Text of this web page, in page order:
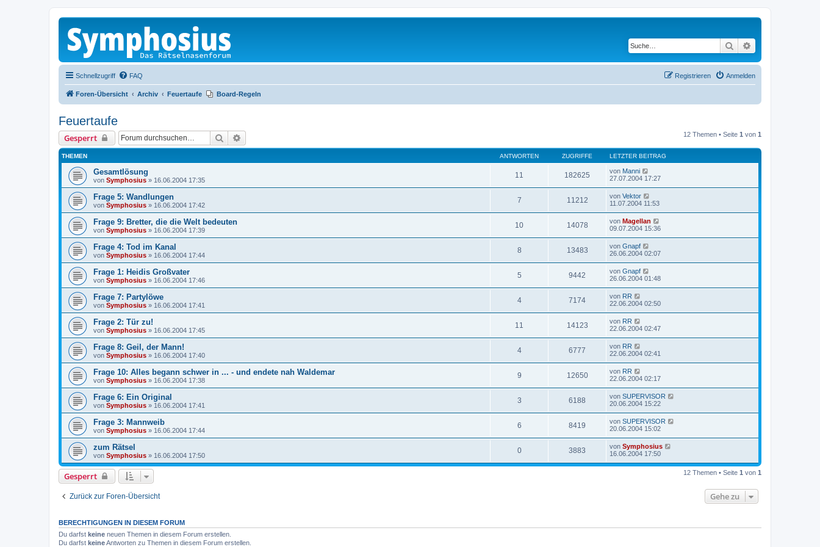
Suche
Schnellzugriff FAQ Anmelden
Registrieren
Foren-Übersicht Archiv Feuertaufe Board-Regeln
Feuertaufe
Gesperrt Suche 12 Themen • Seite 1 von 1
THEMEN ANTWORTEN ZUGRIFFE LETZTER BEITRAG
Gesamtlösung
von Symphosius » 16.06.2004 17:35
11 182625 von Manni
27.07.2004 17:27
Frage 5: Wandlungen
von Symphosius » 16.06.2004 17:42
7 11212 von Vektor
11.07.2004 11:53
Frage 9: Bretter, die die Welt bedeuten
von Symphosius » 16.06.2004 17:39
10 14078 von Magellan
09.07.2004 15:36
Frage 4: Tod im Kanal
von Symphosius » 16.06.2004 17:44
8 13483 von Gnapf
26.06.2004 02:07
Frage 1: Heidis Großvater
von Symphosius » 16.06.2004 17:46
5 9442 von Gnapf
26.06.2004 01:48
Frage 7: Partylöwe
von Symphosius » 16.06.2004 17:41
4 7174 von RR
22.06.2004 02:50
Frage 2: Tür zu!
von Symphosius » 16.06.2004 17:45
11 14123 von RR
22.06.2004 02:47
Frage 8: Geil, der Mann!
von Symphosius » 16.06.2004 17:40
4 6777 von RR
22.06.2004 02:41
Frage 10: Alles begann schwer in ... - und endete nah Waldemar
von Symphosius » 16.06.2004 17:38
9 12650 von RR
22.06.2004 02:17
Frage 6: Ein Original
von Symphosius » 16.06.2004 17:41
3 6188 von SUPERVISOR
20.06.2004 15:22
Frage 3: Mannweib
von Symphosius » 16.06.2004 17:44
6 8419 von SUPERVISOR
20.06.2004 15:02
zum Rätsel
von Symphosius » 16.06.2004 17:50
0 3883 von Symphosius
16.06.2004 17:50
Gesperrt 12 Themen • Seite 1 von 1
Zurück zur Foren-Übersicht Gehe zu
BERECHTIGUNGEN IN DIESEM FORUM
Du darfst keine neuen Themen in diesem Forum erstellen.
Du darfst keineAntworten zu Themen in diesem Forum erstellen.